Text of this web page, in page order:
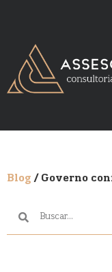
Blog/ Governo